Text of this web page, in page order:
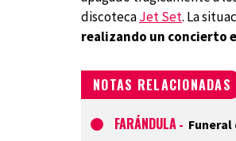
discotecaJet Set. La
realizando un concierto
NOTAS RELACIONADAS
FARÁNDULA -